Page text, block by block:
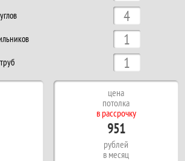
цена
потолка
в рассрочку
951
рублей
в месяц